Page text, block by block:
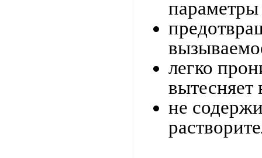
параметры
легко
вытесняет
не